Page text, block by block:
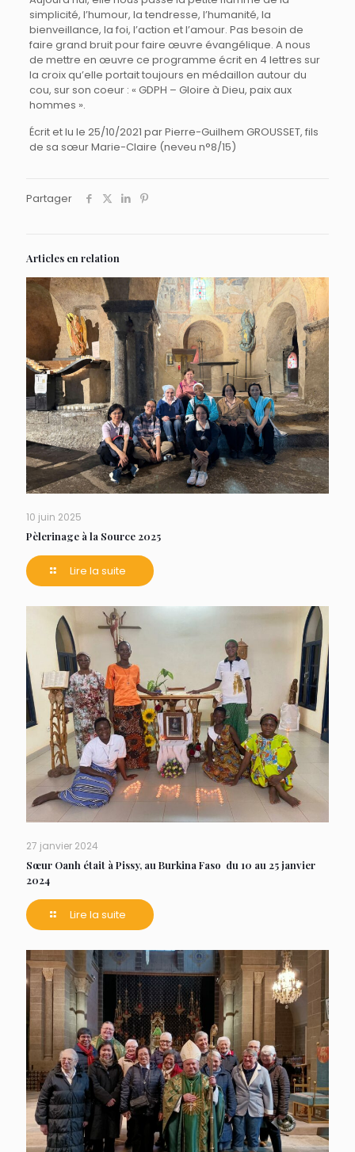
simplicité, l’humour, la tendresse, l’humanité, la
bienveillance, la foi, l’action et l’amour. Pas besoin de
faire grand bruit pour faire œuvre évangélique. A nous
de mettre en œuvre ce programme écrit en 4 lettres sur
la croix qu’elle portait toujours en médaillon autour du
cou, sur son coeur : « GDPH – Gloire à Dieu, paix aux
hommes ».
Écrit et lu le 25/10/2021 par Pierre-Guilhem GROUSSET, fils
de sa sœur Marie-Claire (neveu n°8/15)
Partager
Articles en relation
10 juin 2025
Pèlerinage à la Source 2025
Lire la suite
27 janvier 2024
Sœur Oanh était à Pissy, au Burkina Faso du 10 au 25 janvier
2024
Lire la suite